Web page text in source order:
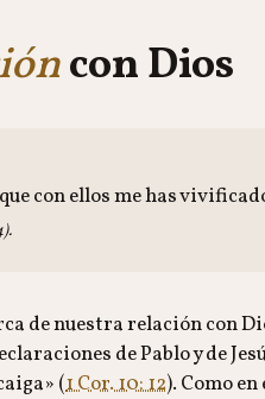
con Dios
con ellos me has
de nuestra relación con
de Pablo y de
(1 Cor. 10: 12). Como